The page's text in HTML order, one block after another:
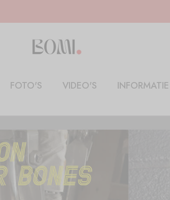
FOTO'S VIDEO'S INFORMATIE